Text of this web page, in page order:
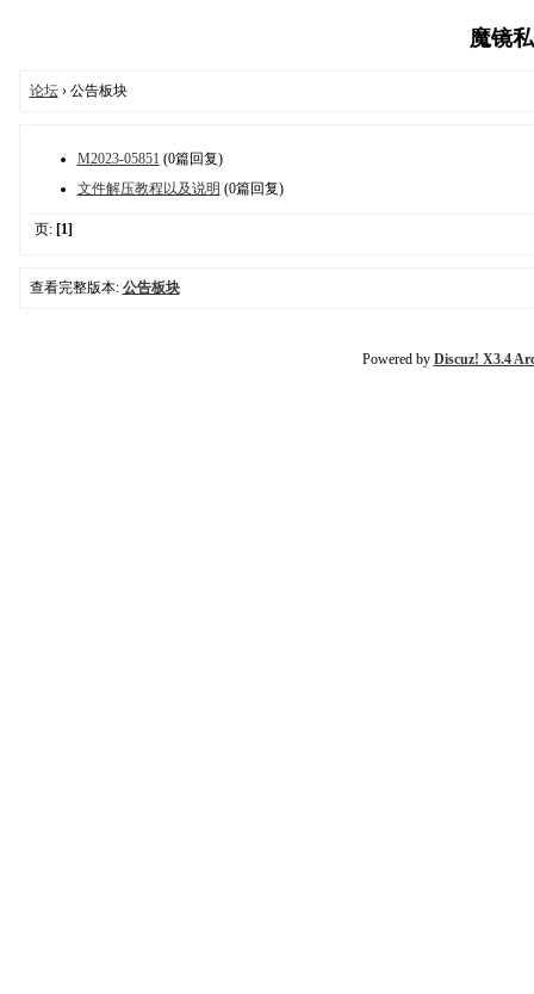
魔镜
论坛› 公告板块
M2023-05851 (0篇回复)
文件解压教程以及说明 (0篇回复)
页: [1]
查看完整版本: 公告板块
Powered by Discuz! X3.4